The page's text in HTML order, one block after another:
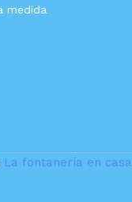
medida
La fontanería en casa